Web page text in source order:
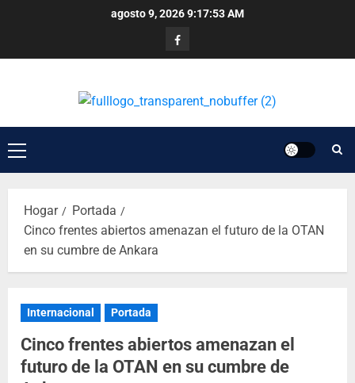
agosto 9, 20269:17:53 AM
Hogar
Portada
Cinco frentes abiertos amenazan el futuro de la OTAN
en su cumbre de Ankara
Internacional Portada
Cinco frentes abiertos amenazan el
futuro de la OTAN en su cumbre de